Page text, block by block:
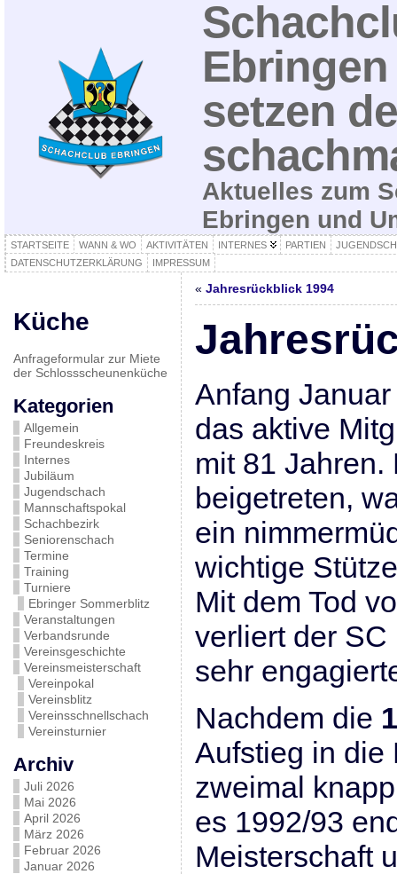
setzen
Aktuelles zum
Ebringen und
STARTSEITE WANN & WO AKTIVITÄTEN INTERNES PARTIEN
DATENSCHUTZERKLÄRUNG
IMPRESSUM
Küche
Anfrageformular zur Miete
der Schlossscheunenküche
Kategorien
Allgemein
Freundeskreis
Internes
Jubiläum
Jugendschach
Mannschaftspokal
Schachbezirk
Seniorenschach
Termine
Training
Turniere
Ebringer Sommerblitz
Veranstaltungen
Verbandsrunde
Vereinsgeschichte
Vereinsmeisterschaft
Vereinpokal
Vereinsblitz
Vereinsschnellschach
Vereinsturnier
Archiv
Juli 2026
Mai 2026
April 2026
März 2026
Februar 2026
Januar 2026
« Jahresrückblick 1994
Anfang
das aktive
mit 81 Jahren.
beigetreten,
ein
wichtige
Mit dem Tod
verliert der
sehr
Nachdem die
Aufstieg in die
zweimal
es 1992/93
Meisterschaft